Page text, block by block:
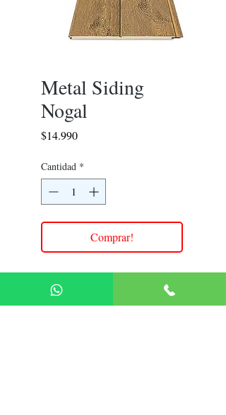
Metal Siding
Nogal
$14.990Precio
Cantidad *
Comprar!
0.16Cm